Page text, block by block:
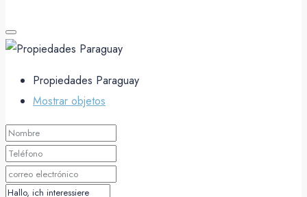
Propiedades Paraguay
Mostrar objetos